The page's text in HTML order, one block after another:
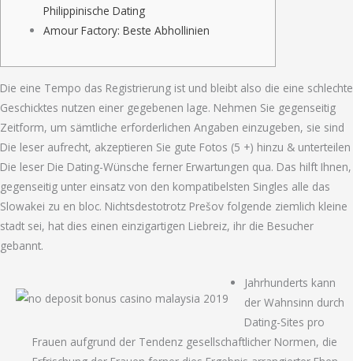
Philippinische Dating
Amour Factory: Beste Abhollinien
Die eine Tempo das Registrierung ist und bleibt also die eine schlechte
Geschicktes nutzen einer gegebenen lage. Nehmen Sie gegenseitig
Zeitform, um sämtliche erforderlichen Angaben einzugeben, sie sind
Die leser aufrecht, akzeptieren Sie gute Fotos (5 +) hinzu & unterteilen
Die leser Die Dating-Wünsche ferner Erwartungen qua. Das hilft Ihnen,
gegenseitig unter einsatz von den kompatibelsten Singles alle das
Slowakei zu en bloc. Nichtsdestotrotz Prešov folgende ziemlich kleine
stadt sei, hat dies einen einzigartigen Liebreiz, ihr die Besucher
gebannt.
Jahrhunderts kann
der Wahnsinn durch
Dating-Sites pro
Frauen aufgrund der Tendenz gesellschaftlicher Normen, die